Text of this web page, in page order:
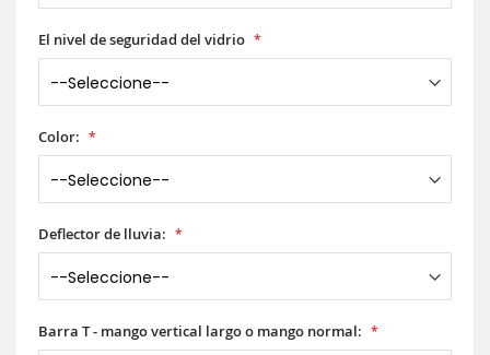
El nivel de seguridad del vidrio
Color:
Deflector de lluvia:
Barra T - mango vertical largo o mango normal: